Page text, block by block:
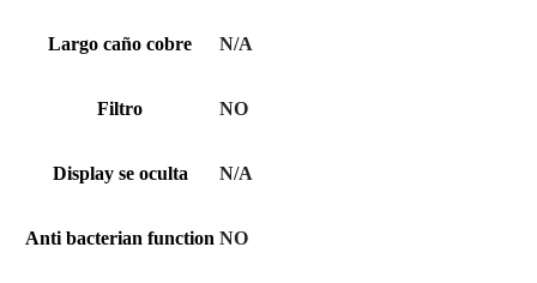
Largo caño cobre N/A
Filtro NO
Display se oculta N/A
Anti bacterian function NO